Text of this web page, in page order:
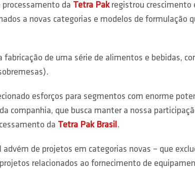
processamento da Tetra Pakregistrou crescimento
a novas categorias e modelos de formulação
de uma série de alimentos e bebidas,
esforços para segmentos com enorme
companhia, que busca manter a nossa
da Tetra Pak Brasil.
de projetos em categorias novas – que
relacionados ao fornecimento de